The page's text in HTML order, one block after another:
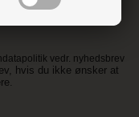
vedr. nyhedsbrev
hvis du ikke ønsker at